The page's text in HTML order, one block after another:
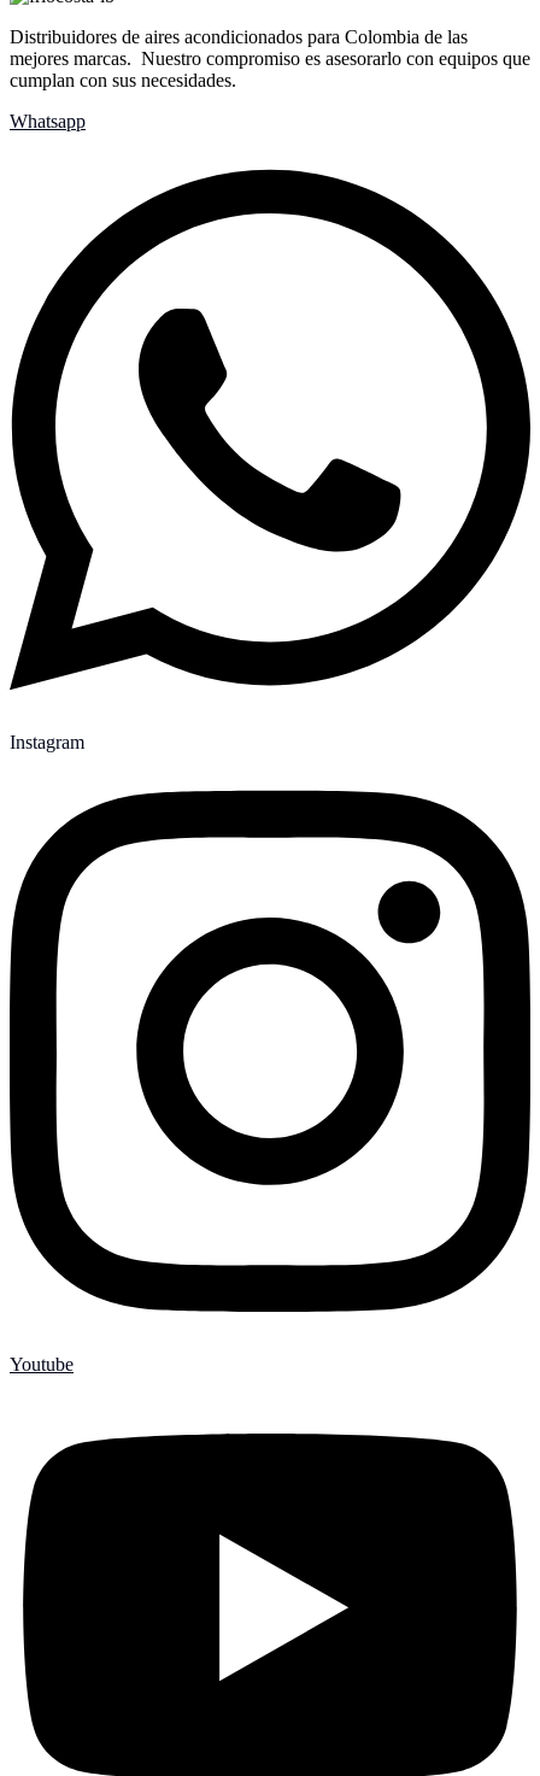
Distribuidores de aires acondicionados para Colombia de las
mejores marcas. Nuestro compromiso es asesorarlo con equipos que
cumplan con sus necesidades.
Whatsapp
Instagram
Youtube